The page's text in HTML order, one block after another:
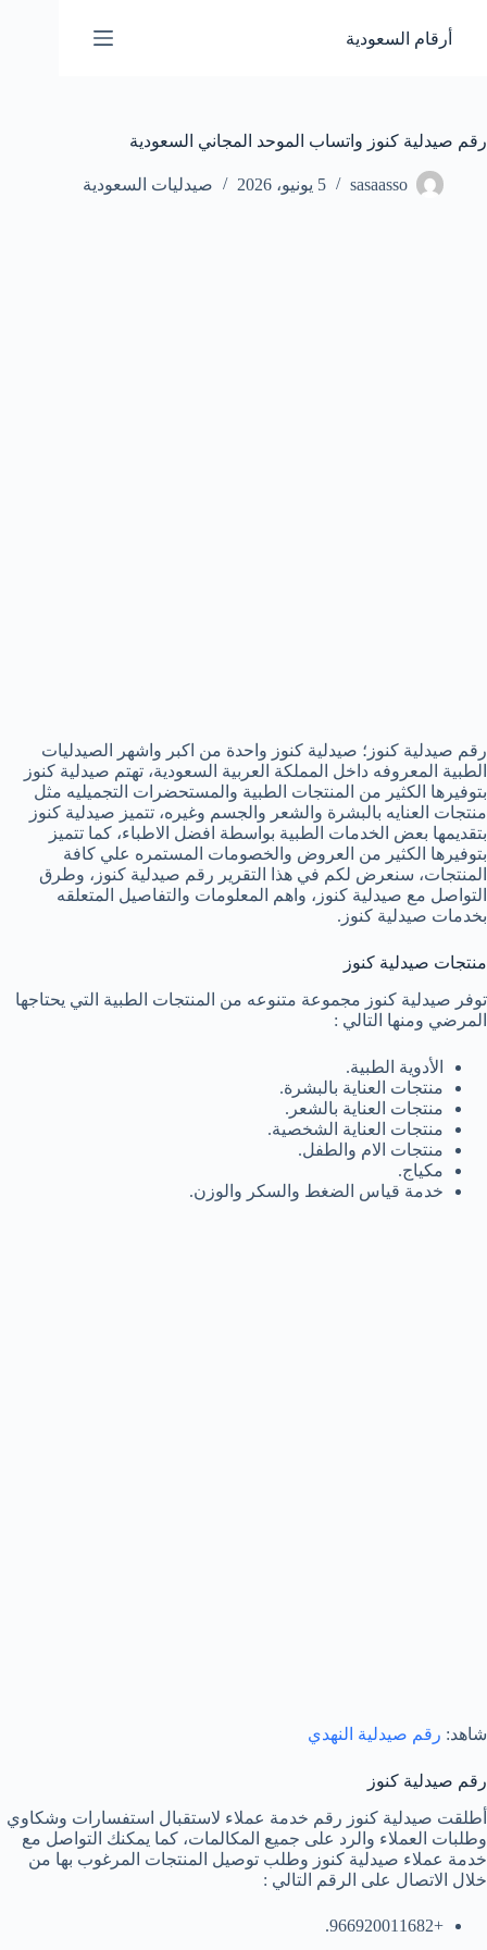
المحتوى
أرقام السعودية
رقم صيدلية كنوز واتساب الموحد المجاني السعودية
sasaasso 5 يونيو، 2026 صيدليات السعودية
رقم صيدلية كنوز؛ صيدلية كنوز واحدة من اكبر واشهر الصيدليات
الطبية المعروفه داخل المملكة العربية السعودية، تهتم صيدلية كنوز
بتوفيرها الكثير من المنتجات الطبية والمستحضرات التجميليه مثل
منتجات العنايه بالبشرة والشعر والجسم وغيره، تتميز صيدلية كنوز
بتقديمها بعض الخدمات الطبية بواسطة افضل الاطباء، كما تتميز
بتوفيرها الكثير من العروض والخصومات المستمره علي كافة
المنتجات، سنعرض لكم في هذا التقرير رقم صيدلية كنوز، وطرق
التواصل مع صيدلية كنوز، واهم المعلومات والتفاصيل المتعلقه
بخدمات صيدلية كنوز.
منتجات صيدلية كنوز
توفر صيدلية كنوز مجموعة متنوعه من المنتجات الطبية التي يحتاجها
المرضي ومنها التالي :
الأدوية الطبية.
منتجات العناية بالبشرة.
منتجات العناية بالشعر.
منتجات العناية الشخصية.
منتجات الام والطفل.
مكياج.
خدمة قياس الضغط والسكر والوزن.
شاهد: رقم صيدلية النهدي
رقم صيدلية كنوز
أطلقت صيدلية كنوز رقم خدمة عملاء لاستقبال استفسارات وشكاوي
وطلبات العملاء والرد على جميع المكالمات، كما يمكنك التواصل مع
خدمة عملاء صيدلية كنوز وطلب توصيل المنتجات المرغوب بها من
خلال الاتصال على الرقم التالي :
+966920011682.